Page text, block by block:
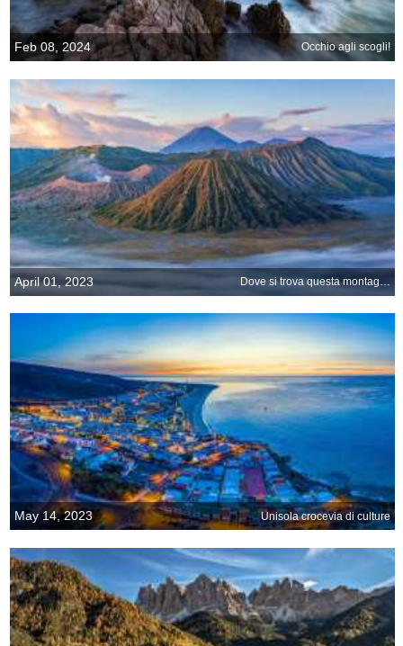
Feb 08, 2024 Occhio agli scogli!
April 01, 2023 Dove si trova questa montagna?
May 14, 2023 Unisola crocevia di culture